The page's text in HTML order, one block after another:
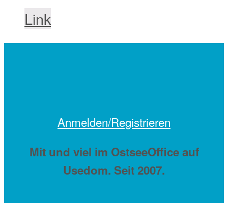
Link
Anmelden/Registrieren
Mit und viel im OstseeOffice auf
Usedom. Seit 2007.